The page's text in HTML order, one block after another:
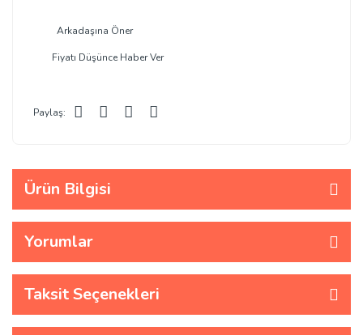
Arkadaşına Öner
Fiyatı Düşünce Haber Ver
Paylaş:
Ürün Bilgisi
Yorumlar
Taksit Seçenekleri